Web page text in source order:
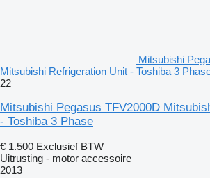
Mitsubishi
Mitsubishi Refrigeration Unit - Toshiba 3
22
Mitsubishi Pegasus TFV2000D
- Toshiba 3 Phase
€ 1.500 Exclusief BTW
Uitrusting - motor accessoire
2013